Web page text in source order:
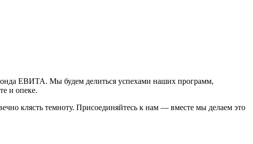
ЕВИТА. Мы будем делиться успехами наших программ,
и опеке.
клясть темноту. Присоединяйтесь к нам — вместе мы делаем это